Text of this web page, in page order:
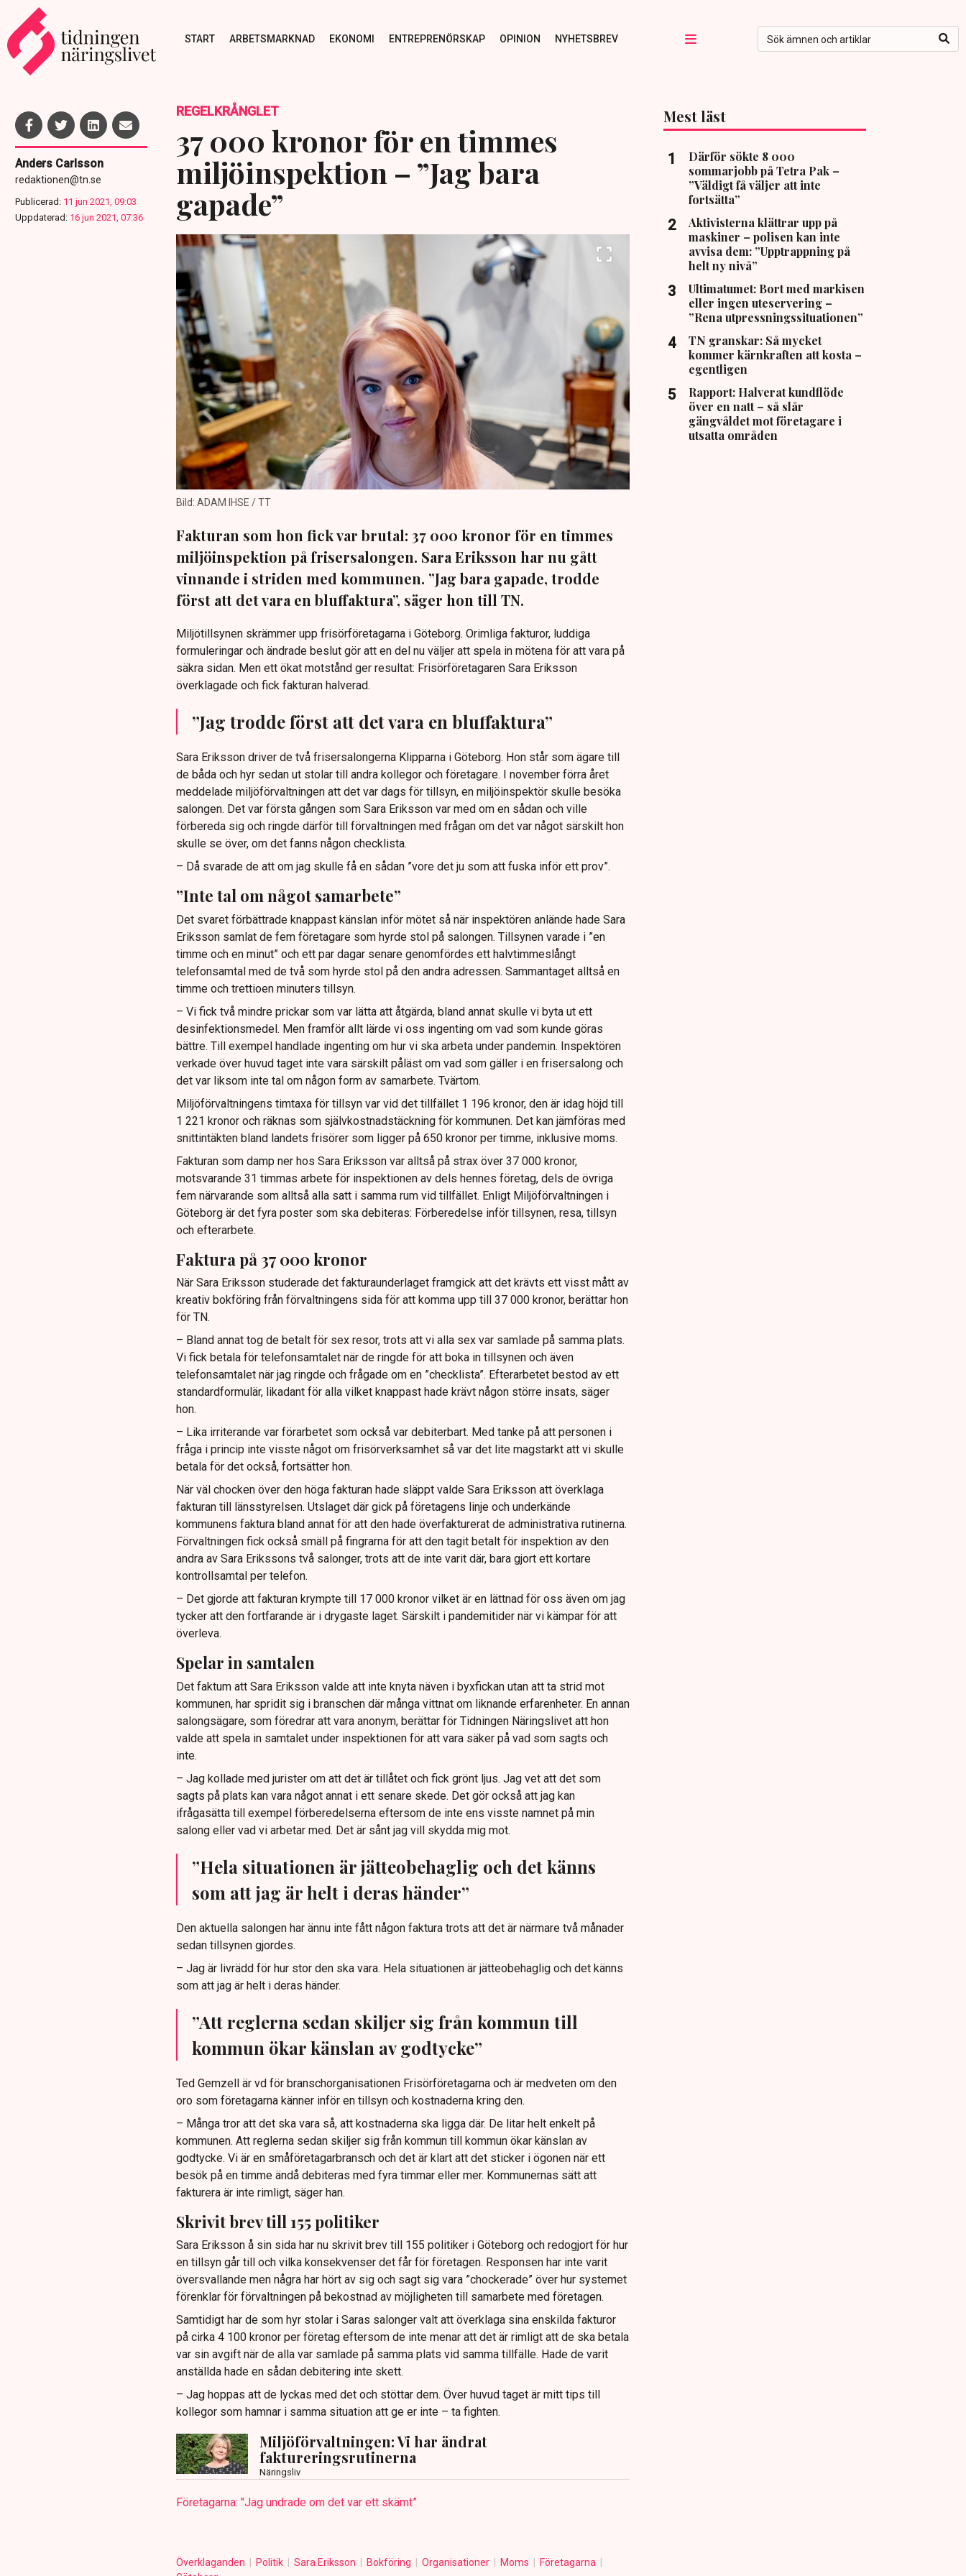
START ARBETSMARKNAD EKONOMI ENTREPRENÖRSKAP OPINION NYHETSBREV
Anders Carlsson
redaktionen@tn.se
Publicerad: 11 jun 2021, 09:03
Uppdaterad: 16 jun 2021, 07:36
REGELKRÅNGLET
37 000 kronor för en timmes
miljöinspektion – ”Jag bara
gapade”
Bild: ADAM IHSE / TT
Fakturan som hon fick var brutal: 37 000 kronor för en timmes
miljöinspektion på frisersalongen. Sara Eriksson har nu gått
vinnande i striden med kommunen. ”Jag bara gapade, trodde
först att det vara en bluffaktura”, säger hon till TN.
Miljötillsynen skrämmer upp frisörföretagarna i Göteborg. Orimliga fakturor, luddiga
formuleringar och ändrade beslut gör att en del nu väljer att spela in mötena för att vara på
säkra sidan. Men ett ökat motstånd ger resultat: Frisörföretagaren Sara Eriksson
överklagade och fick fakturan halverad.
”Jag trodde först att det vara en bluffaktura”
Sara Eriksson driver de två frisersalongerna Klipparna i Göteborg. Hon står som ägare till
de båda och hyr sedan ut stolar till andra kollegor och företagare. I november förra året
meddelade miljöförvaltningen att det var dags för tillsyn, en miljöinspektör skulle besöka
salongen. Det var första gången som Sara Eriksson var med om en sådan och ville
förbereda sig och ringde därför till förvaltningen med frågan om det var något särskilt hon
skulle se över, om det fanns någon checklista.
– Då svarade de att om jag skulle få en sådan ”vore det ju som att fuska inför ett prov”.
”Inte tal om något samarbete”
Det svaret förbättrade knappast känslan inför mötet så när inspektören anlände hade Sara
Eriksson samlat de fem företagare som hyrde stol på salongen. Tillsynen varade i ”en
timme och en minut” och ett par dagar senare genomfördes ett halvtimmeslångt
telefonsamtal med de två som hyrde stol på den andra adressen. Sammantaget alltså en
timme och trettioen minuters tillsyn.
– Vi fick två mindre prickar som var lätta att åtgärda, bland annat skulle vi byta ut ett
desinfektionsmedel. Men framför allt lärde vi oss ingenting om vad som kunde göras
bättre. Till exempel handlade ingenting om hur vi ska arbeta under pandemin. Inspektören
verkade över huvud taget inte vara särskilt påläst om vad som gäller i en frisersalong och
det var liksom inte tal om någon form av samarbete. Tvärtom.
Miljöförvaltningens timtaxa för tillsyn var vid det tillfället 1 196 kronor, den är idag höjd till
1 221 kronor och räknas som självkostnadstäckning för kommunen. Det kan jämföras med
snittintäkten bland landets frisörer som ligger på 650 kronor per timme, inklusive moms.
Fakturan som damp ner hos Sara Eriksson var alltså på strax över 37 000 kronor,
motsvarande 31 timmas arbete för inspektionen av dels hennes företag, dels de övriga
fem närvarande som alltså alla satt i samma rum vid tillfället. Enligt Miljöförvaltningen i
Göteborg är det fyra poster som ska debiteras: Förberedelse inför tillsynen, resa, tillsyn
och efterarbete.
Faktura på 37 000 kronor
När Sara Eriksson studerade det fakturaunderlaget framgick att det krävts ett visst mått av
kreativ bokföring från förvaltningens sida för att komma upp till 37 000 kronor, berättar hon
för TN.
– Bland annat tog de betalt för sex resor, trots att vi alla sex var samlade på samma plats.
Vi fick betala för telefonsamtalet när de ringde för att boka in tillsynen och även
telefonsamtalet när jag ringde och frågade om en ”checklista”. Efterarbetet bestod av ett
standardformulär, likadant för alla vilket knappast hade krävt någon större insats, säger
hon.
– Lika irriterande var förarbetet som också var debiterbart. Med tanke på att personen i
fråga i princip inte visste något om frisörverksamhet så var det lite magstarkt att vi skulle
betala för det också, fortsätter hon.
När väl chocken över den höga fakturan hade släppt valde Sara Eriksson att överklaga
fakturan till länsstyrelsen. Utslaget där gick på företagens linje och underkände
kommunens faktura bland annat för att den hade överfakturerat de administrativa rutinerna.
Förvaltningen fick också smäll på fingrarna för att den tagit betalt för inspektion av den
andra av Sara Erikssons två salonger, trots att de inte varit där, bara gjort ett kortare
kontrollsamtal per telefon.
– Det gjorde att fakturan krympte till 17 000 kronor vilket är en lättnad för oss även om jag
tycker att den fortfarande är i drygaste laget. Särskilt i pandemitider när vi kämpar för att
överleva.
Spelar in samtalen
Det faktum att Sara Eriksson valde att inte knyta näven i byxfickan utan att ta strid mot
kommunen, har spridit sig i branschen där många vittnat om liknande erfarenheter. En annan
salongsägare, som föredrar att vara anonym, berättar för Tidningen Näringslivet att hon
valde att spela in samtalet under inspektionen för att vara säker på vad som sagts och
inte.
– Jag kollade med jurister om att det är tillåtet och fick grönt ljus. Jag vet att det som
sagts på plats kan vara något annat i ett senare skede. Det gör också att jag kan
ifrågasätta till exempel förberedelserna eftersom de inte ens visste namnet på min
salong eller vad vi arbetar med. Det är sånt jag vill skydda mig mot.
”Hela situationen är jätteobehaglig och det känns
som att jag är helt i deras händer”
Den aktuella salongen har ännu inte fått någon faktura trots att det är närmare två månader
sedan tillsynen gjordes.
– Jag är livrädd för hur stor den ska vara. Hela situationen är jätteobehaglig och det känns
som att jag är helt i deras händer.
”Att reglerna sedan skiljer sig från kommun till
kommun ökar känslan av godtycke”
Ted Gemzell är vd för branschorganisationen Frisörföretagarna och är medveten om den
oro som företagarna känner inför en tillsyn och kostnaderna kring den.
– Många tror att det ska vara så, att kostnaderna ska ligga där. De litar helt enkelt på
kommunen. Att reglerna sedan skiljer sig från kommun till kommun ökar känslan av
godtycke. Vi är en småföretagarbransch och det är klart att det sticker i ögonen när ett
besök på en timme ändå debiteras med fyra timmar eller mer. Kommunernas sätt att
fakturera är inte rimligt, säger han.
Skrivit brev till 155 politiker
Sara Eriksson å sin sida har nu skrivit brev till 155 politiker i Göteborg och redogjort för hur
en tillsyn går till och vilka konsekvenser det får för företagen. Responsen har inte varit
översvallande men några har hört av sig och sagt sig vara ”chockerade” över hur systemet
förenklar för förvaltningen på bekostnad av möjligheten till samarbete med företagen.
Samtidigt har de som hyr stolar i Saras salonger valt att överklaga sina enskilda fakturor
på cirka 4 100 kronor per företag eftersom de inte menar att det är rimligt att de ska betala
var sin avgift när de alla var samlade på samma plats vid samma tillfälle. Hade de varit
anställda hade en sådan debitering inte skett.
– Jag hoppas att de lyckas med det och stöttar dem. Över huvud taget är mitt tips till
kollegor som hamnar i samma situation att ge er inte – ta fighten.
Miljöförvaltningen: Vi har ändrat
faktureringsrutinerna
Näringsliv
Företagarna: "Jag undrade om det var ett skämt”
Överklaganden Politik Sara Eriksson Bokföring Organisationer Moms
Företagarna
Mest läst
Därför sökte 8 000
sommarjobb på Tetra Pak –
”Väldigt få väljer att inte
fortsätta”
Aktivisterna klättrar upp på
maskiner – polisen kan inte
avvisa dem: ”Upptrappning på
helt ny nivå”
Ultimatumet: Bort med markisen
eller ingen uteservering –
”Rena utpressningssituationen”
TN granskar: Så mycket
kommer kärnkraften att kosta –
egentligen
Rapport: Halverat kundflöde
över en natt – så slår
gängvåldet mot företagare i
utsatta områden